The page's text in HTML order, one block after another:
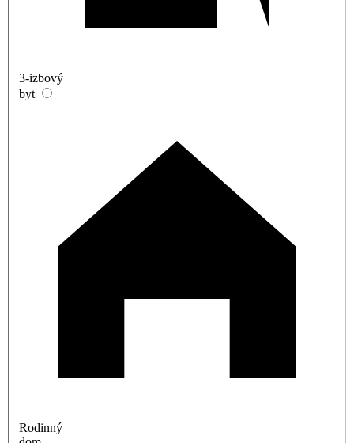
3-izbový
byt
Rodinný